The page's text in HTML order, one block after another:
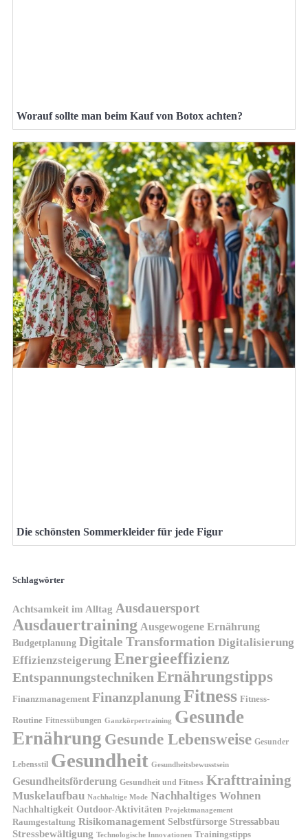
Worauf sollte man beim Kauf von Botox achten?
Die schönsten Sommerkleider für jede Figur
Schlagwörter
Achtsamkeit im Alltag Ausdauersport
Ausdauertraining Ausgewogene Ernährung
Budgetplanung Digitale Transformation Digitalisierung
Effizienzsteigerung Energieeffizienz
Entspannungstechniken Ernährungstipps
Finanzmanagement Finanzplanung Fitness Fitness-
Routine Fitnessübungen Ganzkörpertraining Gesunde
Ernährung Gesunde Lebensweise Gesunder
Lebensstil Gesundheit Gesundheitsbewusstsein
Gesundheitsförderung Gesundheit und Fitness Krafttraining
Muskelaufbau Nachhaltige Mode Nachhaltiges Wohnen
Nachhaltigkeit Outdoor-Aktivitäten Projektmanagement
Raumgestaltung Risikomanagement Selbstfürsorge Stressabbau
Stressbewältigung Technologische Innovationen Trainingstipps